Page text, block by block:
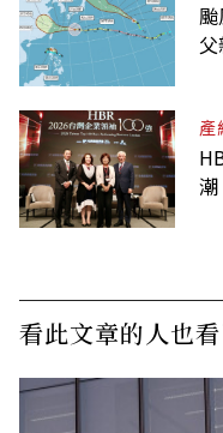
颱
產
看此文章的人也